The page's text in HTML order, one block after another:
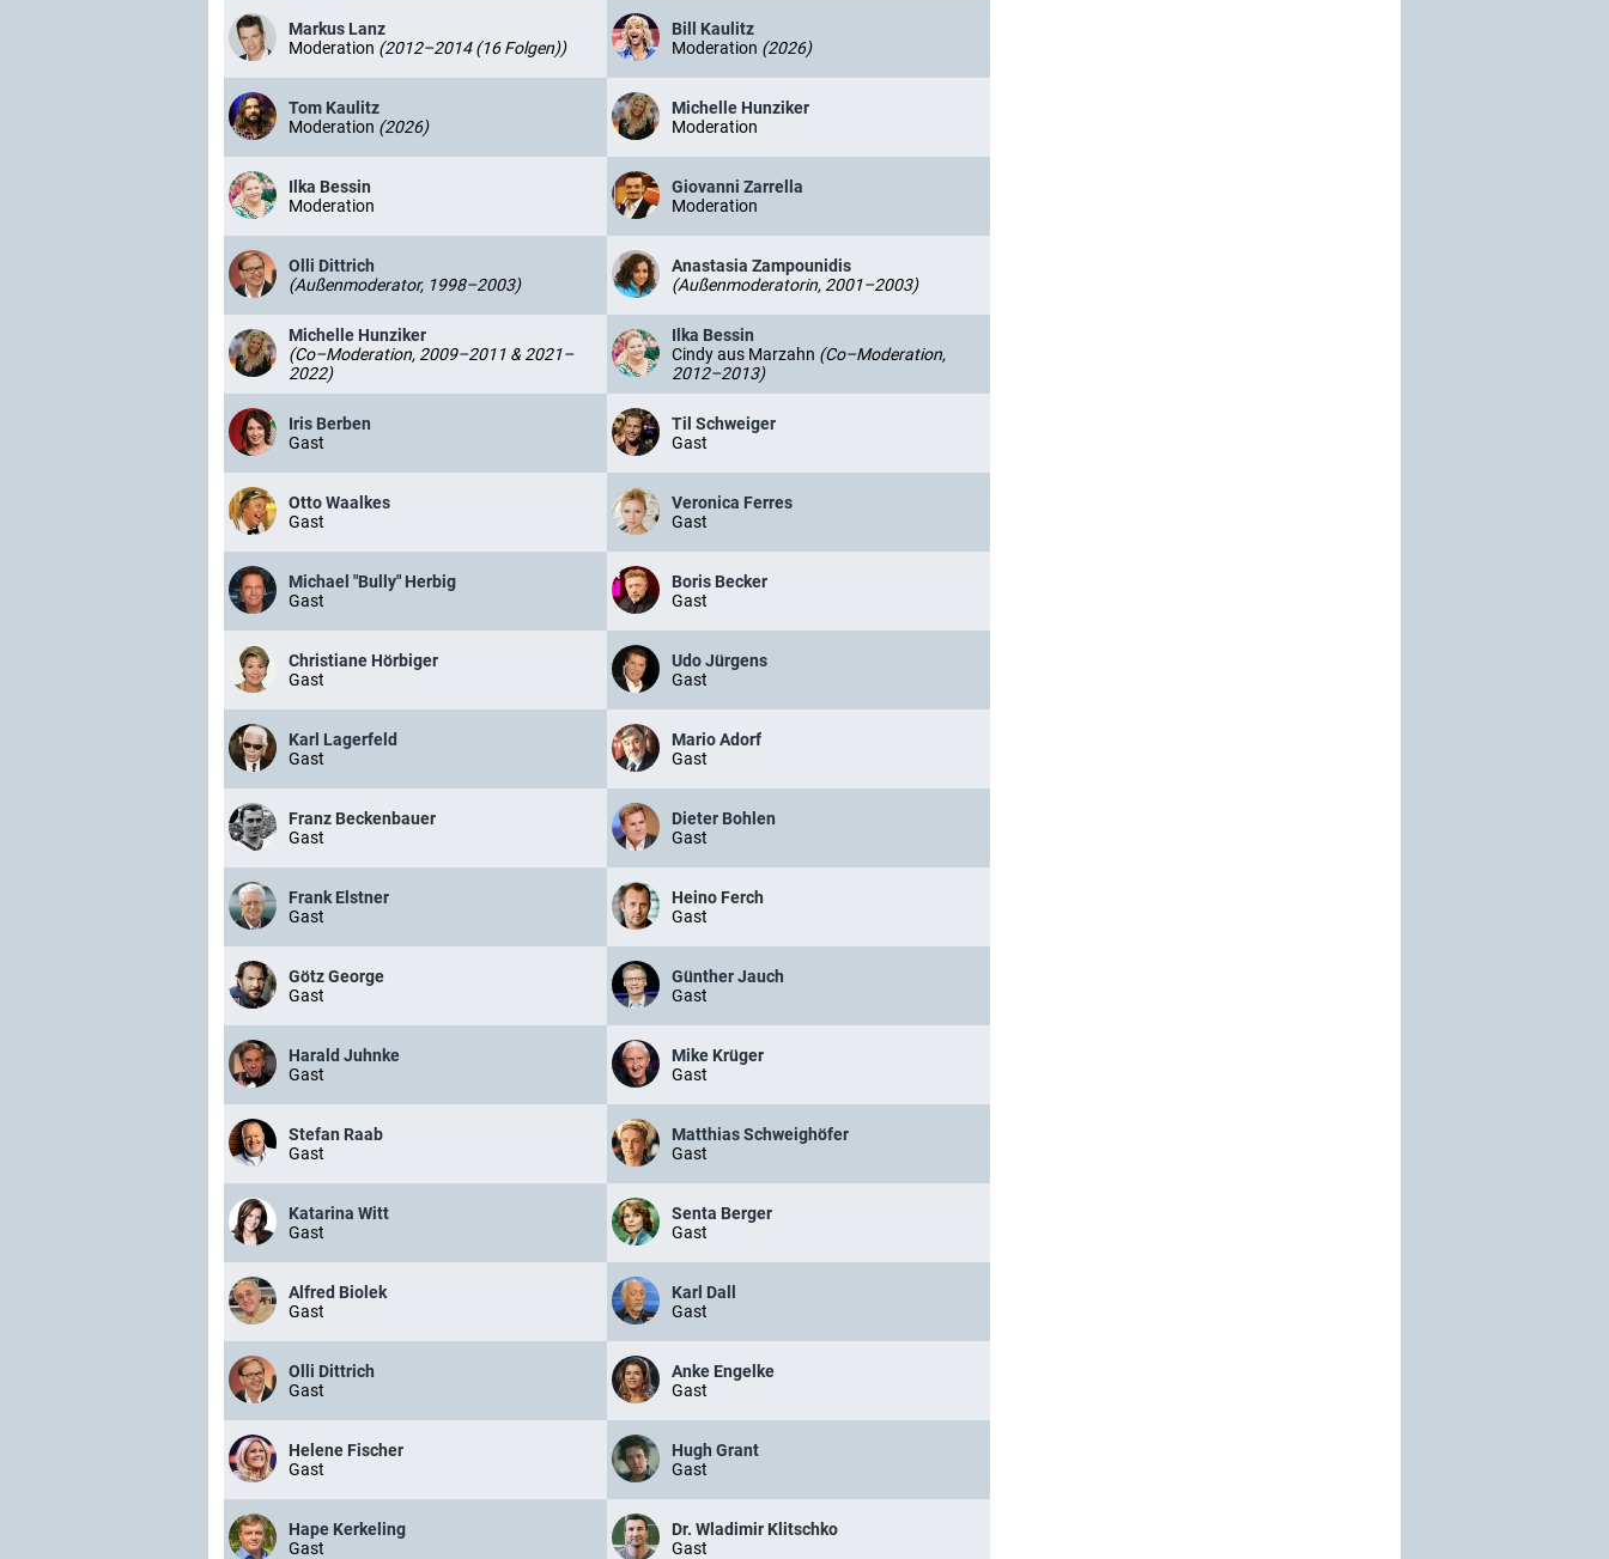
Markus Lanz
Moderation (2012–2014 (16 Folgen))
Bill Kaulitz
Moderation (2026)
Tom Kaulitz
Moderation (2026)
Michelle Hunziker
Moderation
Ilka Bessin
Moderation
Giovanni Zarrella
Moderation
Olli Dittrich
(Außenmoderator, 1998–2003)
Anastasia Zampounidis
(Außenmoderatorin, 2001–2003)
Michelle Hunziker
(Co–Moderation, 2009–2011 & 2021–
2022)
Ilka Bessin
Cindy aus Marzahn (Co–Moderation,
2012–2013)
Iris Berben
Gast
Til Schweiger
Gast
Otto Waalkes
Gast
Veronica Ferres
Gast
Michael "Bully" Herbig
Gast
Boris Becker
Gast
Christiane Hörbiger
Gast
Udo Jürgens
Gast
Karl Lagerfeld
Gast
Mario Adorf
Gast
Franz Beckenbauer
Gast
Dieter Bohlen
Gast
Frank Elstner
Gast
Heino Ferch
Gast
Götz George
Gast
Günther Jauch
Gast
Harald Juhnke
Gast
Mike Krüger
Gast
Stefan Raab
Gast
Matthias Schweighöfer
Gast
Katarina Witt
Gast
Senta Berger
Gast
Alfred Biolek
Gast
Karl Dall
Gast
Olli Dittrich
Gast
Anke Engelke
Gast
Helene Fischer
Gast
Hugh Grant
Gast
Hape Kerkeling
Gast
Dr. Wladimir Klitschko
Gast